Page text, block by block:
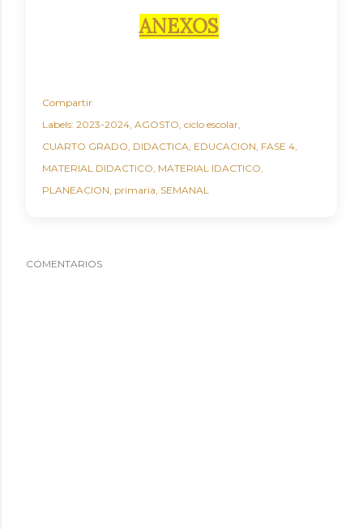
ANEXOS
Compartir
Labels: 2023-2024 AGOSTO ciclo escolar
CUARTO GRADO DIDACTICA EDUCACION FASE 4
MATERIAL DIDACTICO MATERIAL IDACTICO
PLANEACION primaria SEMANAL
COMENTARIOS